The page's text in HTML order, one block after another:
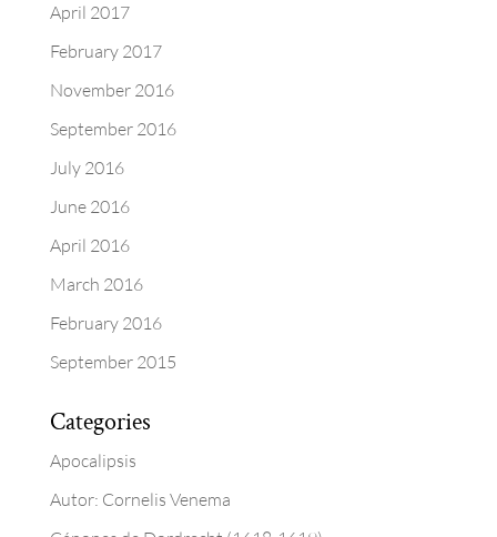
April 2017
February 2017
November 2016
September 2016
July 2016
June 2016
April 2016
March 2016
February 2016
September 2015
Categories
Apocalipsis
Autor: Cornelis Venema